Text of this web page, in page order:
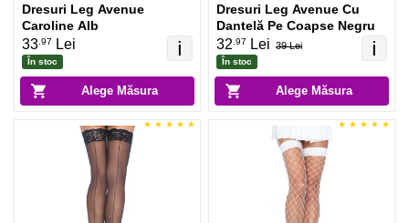
Alege Măsura
ℹ️
Dresuri Leg Avenue
Caroline Alb
33 .97 Lei
În stoc
Alege Măsura
ℹ️
Dresuri Leg Avenue Cu
Dantelă Pe Coapse Negru
32 .97 Lei 39 Lei
În stoc